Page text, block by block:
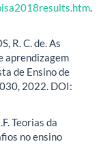
.
R. C. de. As
aprendizagem
de Ensino de
2022. DOI:
Teorias da
no ensino